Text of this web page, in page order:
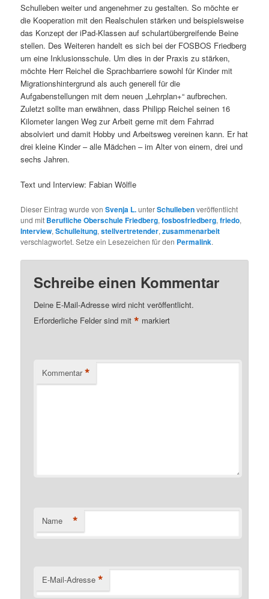
Schulleben weiter und angenehmer zu gestalten. So möchte er
die Kooperation mit den Realschulen stärken und beispielsweise
das Konzept der iPad-Klassen auf schulartübergreifende Beine
stellen. Des Weiteren handelt es sich bei der FOSBOS Friedberg
um eine Inklusionsschule. Um dies in der Praxis zu stärken,
möchte Herr Reichel die Sprachbarriere sowohl für Kinder mit
Migrationshintergrund als auch generell für die
Aufgabenstellungen mit dem neuen „Lehrplan+“ aufbrechen.
Zuletzt sollte man erwähnen, dass Philipp Reichel seinen 16
Kilometer langen Weg zur Arbeit gerne mit dem Fahrrad
absolviert und damit Hobby und Arbeitsweg vereinen kann. Er hat
drei kleine Kinder – alle Mädchen – im Alter von einem, drei und
sechs Jahren.
Text und Interview: Fabian Wölfle
Dieser Eintrag wurde vonSvenja L.unterSchullebenveröffentlicht
und mit Berufliche Oberschule Friedberg,fosbosfriedberg,friedo,
Interview,Schulleitung,stellvertretender,zusammenarbeit
verschlagwortet. Setze ein Lesezeichen für den Permalink.
Schreibe einen Kommentar
Deine E-Mail-Adresse wird nicht veröffentlicht.
Erforderliche Felder sind mit* markiert
Kommentar *
Name *
E-Mail-Adresse *